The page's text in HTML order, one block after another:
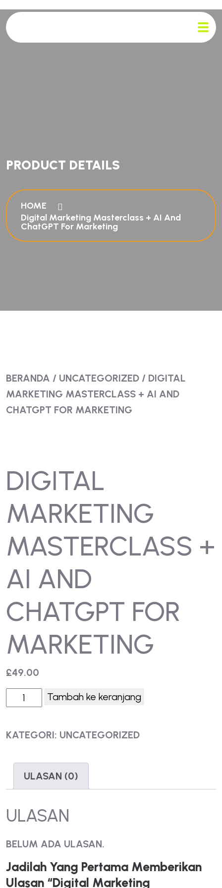
PRODUCT DETAILS
HOME
Digital Marketing Masterclass + AI And
ChatGPT For Marketing
BERANDA / UNCATEGORIZED / DIGITAL
MARKETING MASTERCLASS + AI AND
CHATGPT FOR MARKETING
DIGITAL
MARKETING
MASTERCLASS +
AI AND
CHATGPT FOR
MARKETING
£49.00
Tambah ke keranjang
KATEGORI: UNCATEGORIZED
ULASAN (0)
ULASAN
BELUM ADA ULASAN.
Jadilah Yang Pertama Memberikan
Ulasan “Digital Marketing